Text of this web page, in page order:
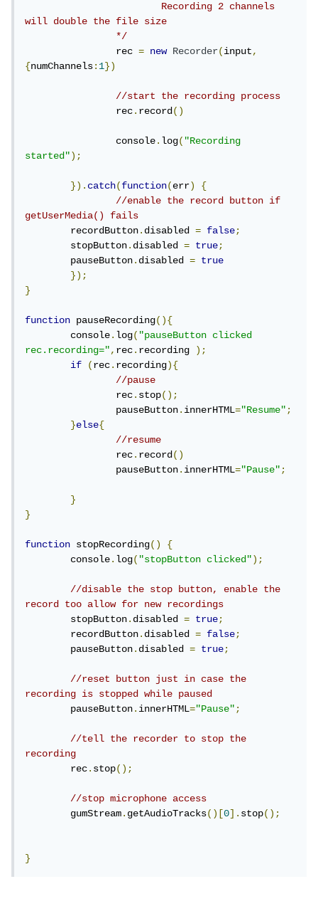
			Recording 2 channels
will double the file size
		*/
		rec
= new Recorder(input,
{numChannels:1})
//start the recording process
		rec
.record()
		console
.log("Recording
started");
}).catch(function(err)
{
//enable the record button if
getUserMedia() fails
    	recordButton
.disabled = false;
    	stopButton
.disabled = true;
    	pauseButton
.disabled =
true
});
}
function pauseRecording(){
	console
.log("pauseButton clicked
rec.recording=",rec.recording );
if
(rec.recording){
//pause
		rec
.stop();
		pauseButton
.innerHTML="Resume";
}else{
//resume
		rec
.record()
		pauseButton
.innerHTML="Pause";
}
}
function stopRecording()
{
	console
.log("stopButton clicked");
//disable the stop button, enable the
record too allow for new recordings
	stopButton
.disabled = true;
	recordButton
.disabled = false;
	pauseButton
.disabled = true;
//reset button just in case the
recording is stopped while paused
	pauseButton
.innerHTML="Pause";
//tell the recorder to stop the
recording
	rec
.stop();
//stop microphone access
	gumStream
.getAudioTracks()[0].stop();
}